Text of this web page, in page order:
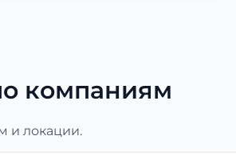
компаниям
и локации.